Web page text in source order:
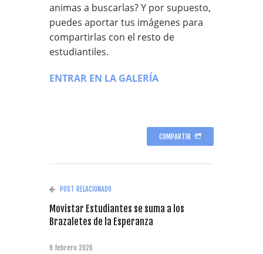
animas a buscarlas? Y por supuesto,
puedes aportar tus imágenes para
compartirlas con el resto de
estudiantiles.
ENTRAR EN LA GALERÍA
COMPARTIR
POST RELACIONADO
Movistar Estudiantes se suma a los
Brazaletes de la Esperanza
9 febrero 2026